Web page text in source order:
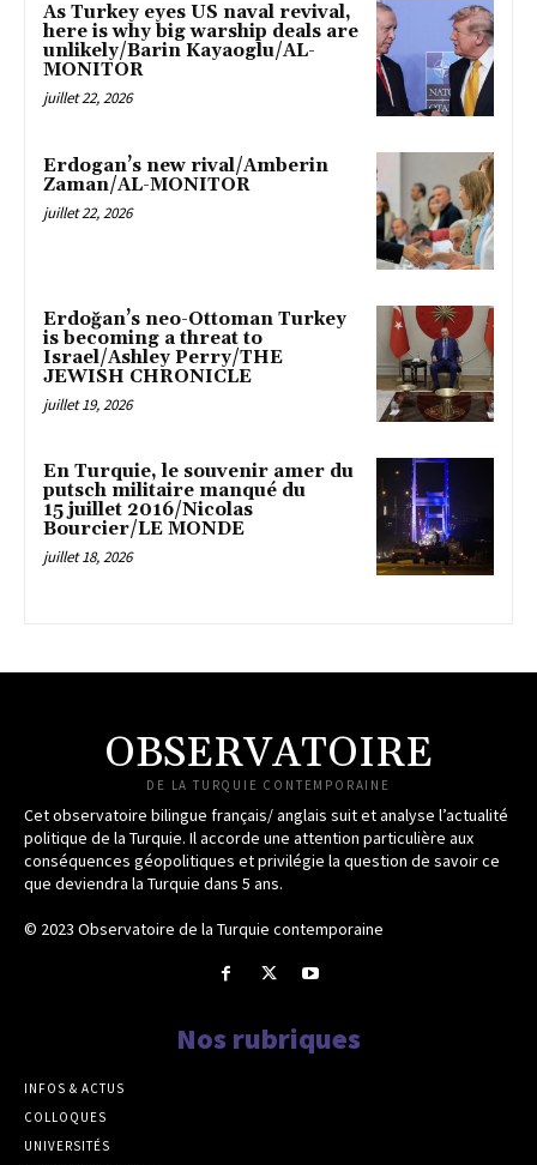
As Turkey eyes US naval revival,
here is why big warship deals are
unlikely/Barin Kayaoglu/AL-
MONITOR
juillet 22, 2026
Erdogan’s new rival/Amberin
Zaman/AL-MONITOR
juillet 22, 2026
Erdoğan’s neo-Ottoman Turkey
is becoming a threat to
Israel/Ashley Perry/THE
JEWISH CHRONICLE
juillet 19, 2026
En Turquie, le souvenir amer du
putsch militaire manqué du
15 juillet 2016/Nicolas
Bourcier/LE MONDE
juillet 18, 2026
OBSERVATOIRE
DE LA TURQUIE CONTEMPORAINE
Cet observatoire bilingue français/ anglais suit et analyse l’actualité
politique de la Turquie. Il accorde une attention particulière aux
conséquences géopolitiques et privilégie la question de savoir ce
que deviendra la Turquie dans 5 ans.
© 2023 Observatoire de la Turquie contemporaine
Nos rubriques
INFOS & ACTUS
COLLOQUES
UNIVERSITÉS